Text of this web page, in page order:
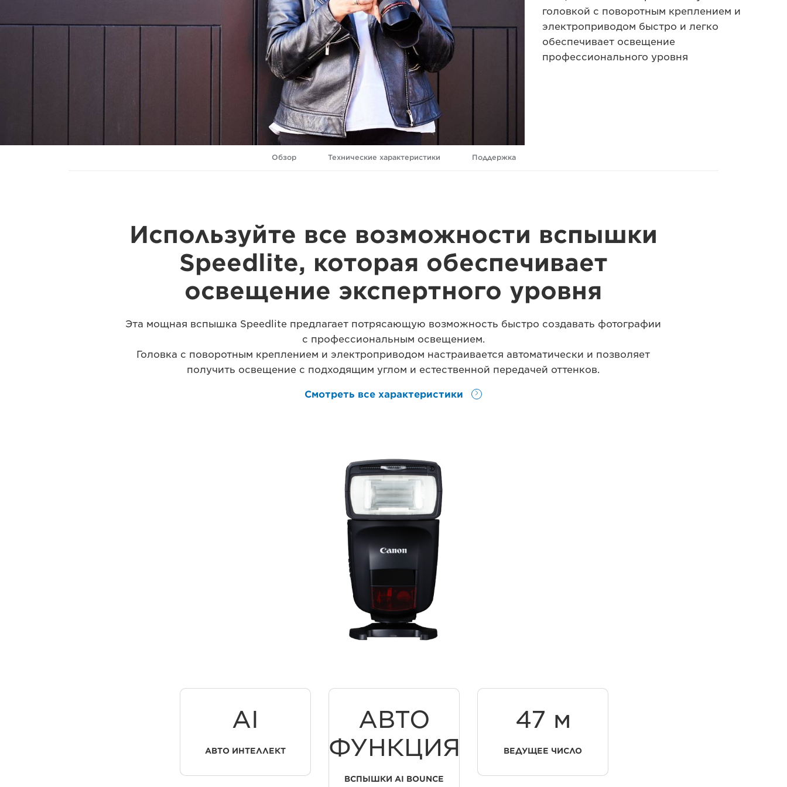
головкой с поворотным креплением и
электроприводом быстро и легко
обеспечивает освещение
профессионального уровня
Обзор Технические характеристики Поддержка
Используйте все возможности вспышки
Speedlite, которая обеспечивает
освещение экспертного уровня
Эта мощная вспышка Speedlite предлагает потрясающую возможность быстро создавать фотографии
с профессиональным освещением.
Головка с поворотным креплением и электроприводом настраивается автоматически и позволяет
получить освещение с подходящим углом и естественной передачей оттенков.
Смотреть все характеристики
AI
АВТО ИНТЕЛЛЕКТ
АВТО
ФУНКЦИЯ
ВСПЫШКИ AI BOUNCE
47 м
ВЕДУЩЕЕ ЧИСЛО